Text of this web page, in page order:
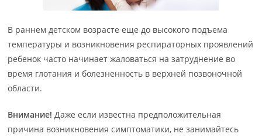
В раннем детском возрасте еще до высокого подъема
температуры и возникновения респираторных проявлений
ребенок часто начинает жаловаться на затруднение во
время глотания и болезненность в верхней позвоночной
области.
Внимание! Даже если известна предположительная
причина возникновения симптоматики, не занимайтесь